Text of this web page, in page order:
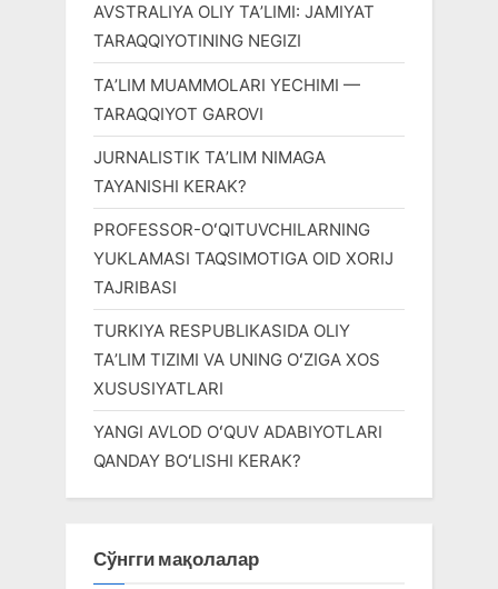
AVSTRALIYA OLIY TAʼLIMI: JAMIYAT
TARAQQIYOTINING NEGIZI
TAʼLIM MUAMMOLARI YECHIMI —
TARAQQIYOT GAROVI
JURNALISTIK TAʼLIM NIMAGA
TAYANISHI KERAK?
PROFESSOR-OʻQITUVCHILARNING
YUKLAMASI TAQSIMOTIGA OID XORIJ
TAJRIBASI
TURKIYA RESPUBLIKASIDA OLIY
TAʼLIM TIZIMI VA UNING OʻZIGA XOS
XUSUSIYATLARI
YANGI AVLOD OʻQUV ADABIYOTLARI
QANDAY BOʻLISHI KERAK?
Сўнгги мақолалар